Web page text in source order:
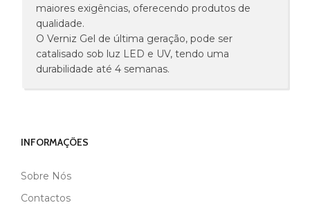
maiores exigências, oferecendo produtos de
qualidade.
O Verniz Gel de última geração, pode ser
catalisado sob luz LED e UV, tendo uma
durabilidade até 4 semanas.
INFORMAÇÕES
Sobre Nós
Contactos